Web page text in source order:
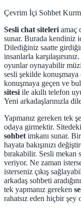
Çevrim İçi Sohbet
Sesli chat siteleri amaç
sunar. Burada kendiniz
Dilediğiniz saatte
insanlarla
oyunlar oynayabilir
sesli şekilde
konuşmaya geçen ve
sitesi ile akıllı telefon
Yeni arkadaşlarınızla
Yapmanız gereken tek
odaya girmektir.
sohbet imkanı sunar.
hayata bakışınızı
bırakabilir. Sesli mekan
veriyor. Ne zaman
isterseniz çıkış
arkadaş sohbeti
tek yapmanız gereken
rahatsız eden hiçbir şey